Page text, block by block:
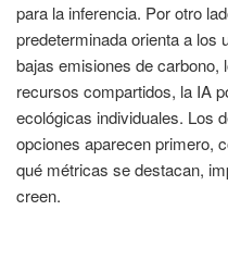
para la inferencia. Por otro
predeterminada orienta a los
bajas emisiones de carbono,
recursos compartidos, la IA
ecológicas individuales. Los
opciones aparecen primero,
qué métricas se destacan,
creen.